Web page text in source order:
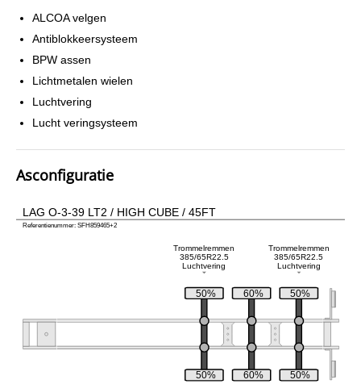
ALCOA velgen
Antiblokkeersysteem
BPW assen
Lichtmetalen wielen
Luchtvering
Lucht veringsysteem
Asconfiguratie
LAG O-3-39 LT2 / HIGH CUBE / 45FT
Referentienummer: SFH859465+2
Trommelremmen
385/65R22.5
Luchtvering
Trommelremmen
385/65R22.5
Luchtvering
50%
50%
60%
60%
50%
50%